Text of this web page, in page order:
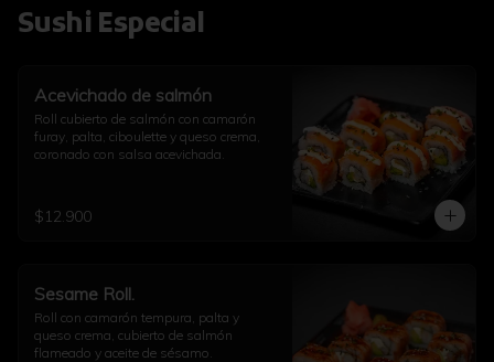
Sushi Especial
Acevichado de salmón
Roll cubierto de salmón con camarón
furay, palta, ciboulette y queso crema,
coronado con salsa acevichada.
$12.900
Sesame Roll.
Roll con camarón tempura, palta y
queso crema, cubierto de salmón
flameado y aceite de sésamo.